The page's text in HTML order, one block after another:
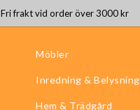
Fri frakt vid order över 3000 kr
Möbler
Inredning & Belysning
Hem & Trädgård